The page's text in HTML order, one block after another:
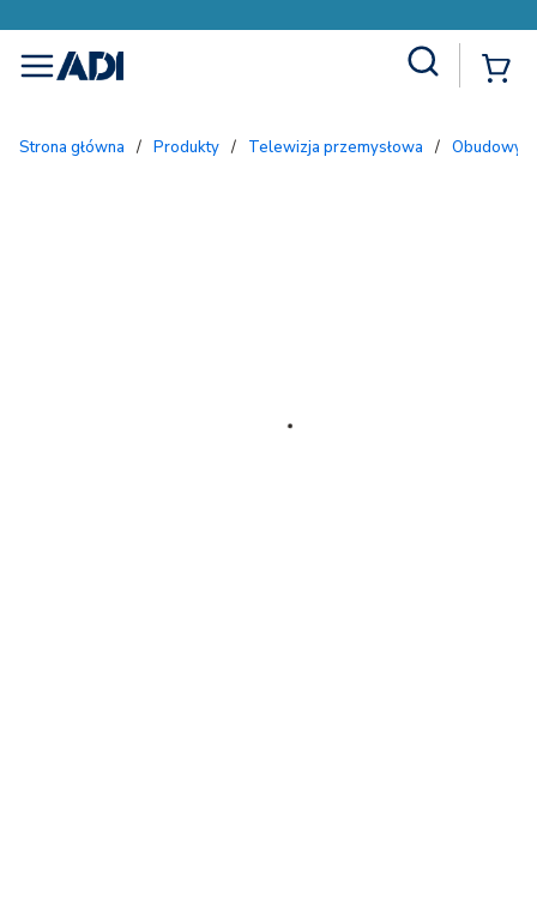
menu
Strona główna / Produkty / Telewizja przemysłowa / Obudowy